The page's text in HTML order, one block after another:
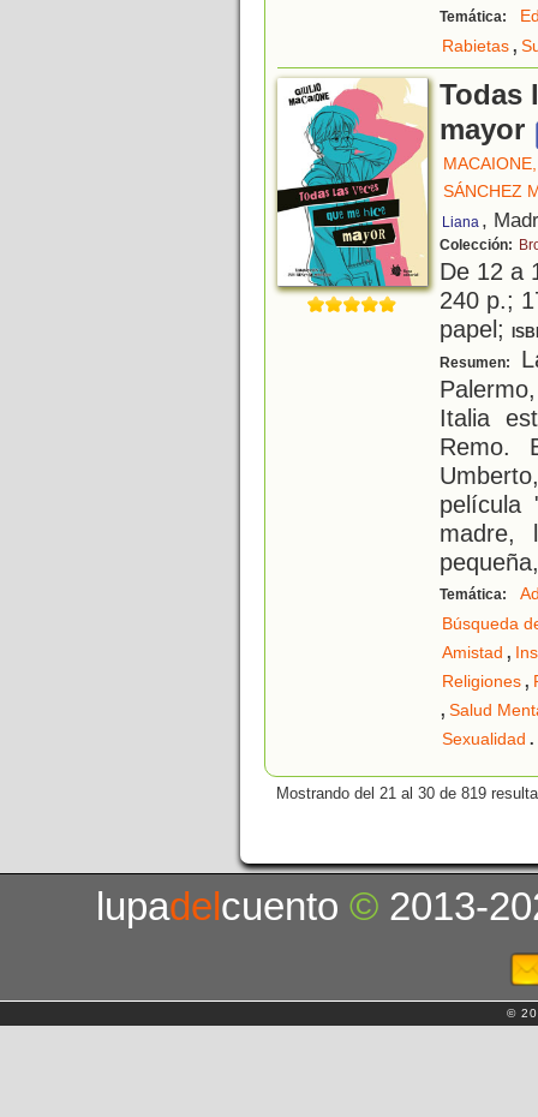
Temática:
Rabietas,
Todas
mayor
SÁNCHEZ
Liana ,
Colección:
De 12 a
240 p.;
papel;
Resumen:
Italia
Remo.
película
madre,
Temática:
Búsqueda
Amistad ,
Religiones,
, Salud
Sexualidad .
Mostrando del 21 al 30 de 819
lupadelcuento© 2013-
©